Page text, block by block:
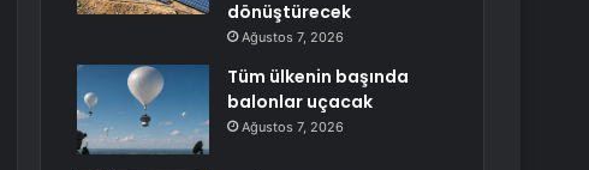
dönüştürecek
Ağustos 7, 2026
Tüm ülkenin başında
balonlar uçacak
Ağustos 7, 2026